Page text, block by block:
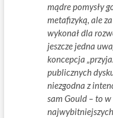
mądre pomysły
metafizyką, ale
wykonał dla
jeszcze jedna
koncepcja
publicznych
niezgodna z
sam Gould – to